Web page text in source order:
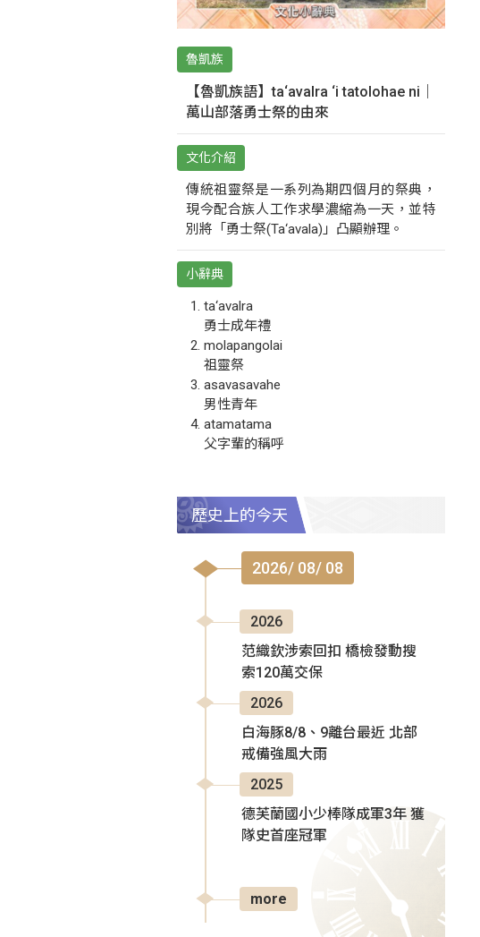
魯凱族
【魯凱族語】ta‘avalra ‘i tatolohae ni｜
萬山部落勇士祭的由來
文化介紹
傳統祖靈祭是一系列為期四個月的祭典，
現今配合族人工作求學濃縮為一天，並特
別將「勇士祭(Ta‘avala)」凸顯辦理。
小辭典
ta‘avalra
勇士成年禮
molapangolai
祖靈祭
asavasavahe
男性青年
atamatama
父字輩的稱呼
歷史上的今天
2026/ 08/ 08
2026
范織欽涉索回扣 橋檢發動搜
索120萬交保
2026
白海豚8/8、9離台最近 北部
戒備強風大雨
2025
德芙蘭國小少棒隊成軍3年 獲
隊史首座冠軍
more